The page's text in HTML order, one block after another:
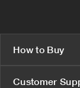
How to Buy
Customer